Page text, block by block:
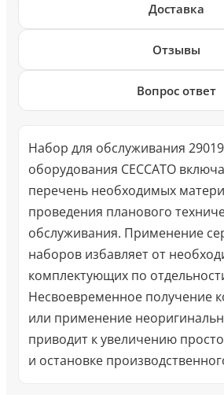
Доставка
Отзывы
Вопрос ответ
Набор для обслуживания
оборудования CECCATO
перечень необходимых
проведения планового
обслуживания. Применение
наборов избавляет от
комплектующих по
Несвоевременное получение
или применение
приводит к увеличению
и остановке